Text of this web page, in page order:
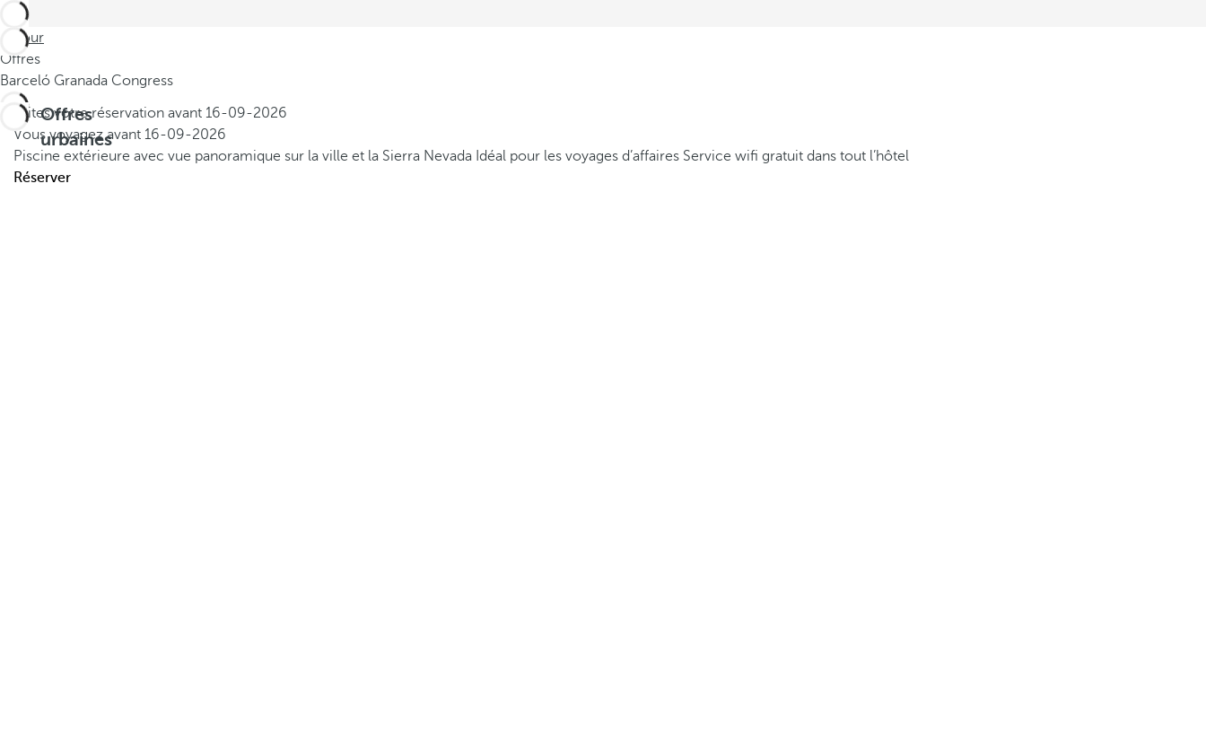
Retour
Offres
Barceló Granada Congress
Offres
urbaines
Faites votre réservation avant 16-09-2026
Vous voyagez avant 16-09-2026
Piscine extérieure avec vue panoramique sur la ville et la Sierra Nevada Idéal pour les voyages d’affaires Service wifi gratuit dans tout l’hôtel
Réserver